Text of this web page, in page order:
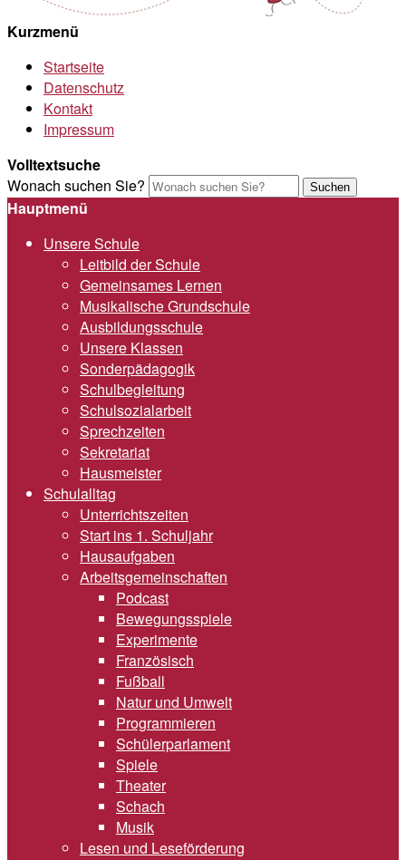
Kurzmenü
Startseite
Datenschutz
Kontakt
Impressum
Volltextsuche
Wonach suchen Sie?
Suchen
Hauptmenü
Unsere Schule
Leitbild der Schule
Gemeinsames Lernen
Musikalische Grundschule
Ausbildungsschule
Unsere Klassen
Sonderpädagogik
Schulbegleitung
Schulsozialarbeit
Sprechzeiten
Sekretariat
Hausmeister
Schulalltag
Unterrichtszeiten
Start ins 1. Schuljahr
Hausaufgaben
Arbeitsgemeinschaften
Podcast
Bewegungsspiele
Experimente
Französisch
Fußball
Natur und Umwelt
Programmieren
Schülerparlament
Spiele
Theater
Schach
Musik
Lesen und Leseförderung